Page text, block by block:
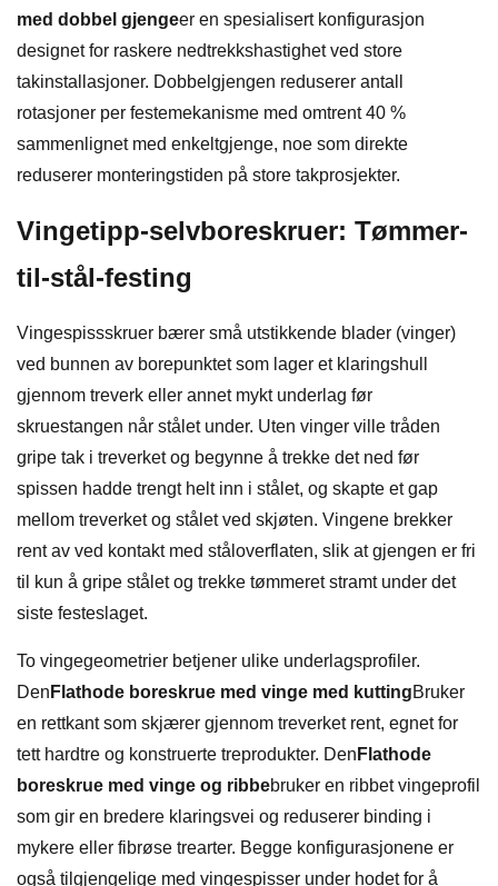
med dobbel gjengeer en spesialisert konfigurasjon
designet for raskere nedtrekkshastighet ved store
takinstallasjoner. Dobbelgjengen reduserer antall
rotasjoner per festemekanisme med omtrent 40 %
sammenlignet med enkeltgjenge, noe som direkte
reduserer monteringstiden på store takprosjekter.
Vingetipp-selvboreskruer: Tømmer-
til-stål-festing
Vingespissskruer bærer små utstikkende blader (vinger)
ved bunnen av borepunktet som lager et klaringshull
gjennom treverk eller annet mykt underlag før
skruestangen når stålet under. Uten vinger ville tråden
gripe tak i treverket og begynne å trekke det ned før
spissen hadde trengt helt inn i stålet, og skapte et gap
mellom treverket og stålet ved skjøten. Vingene brekker
rent av ved kontakt med ståloverflaten, slik at gjengen er fri
til kun å gripe stålet og trekke tømmeret stramt under det
siste festeslaget.
To vingegeometrier betjener ulike underlagsprofiler.
Den Flathode boreskrue med vinge med kuttingBruker
en rettkant som skjærer gjennom treverket rent, egnet for
tett hardtre og konstruerte treprodukter. Den Flathode
boreskrue med vinge og ribbebruker en ribbet vingeprofil
som gir en bredere klaringsvei og reduserer binding i
mykere eller fibrøse trearter. Begge konfigurasjonene er
også tilgjengelige med vingespisser under hodet for å